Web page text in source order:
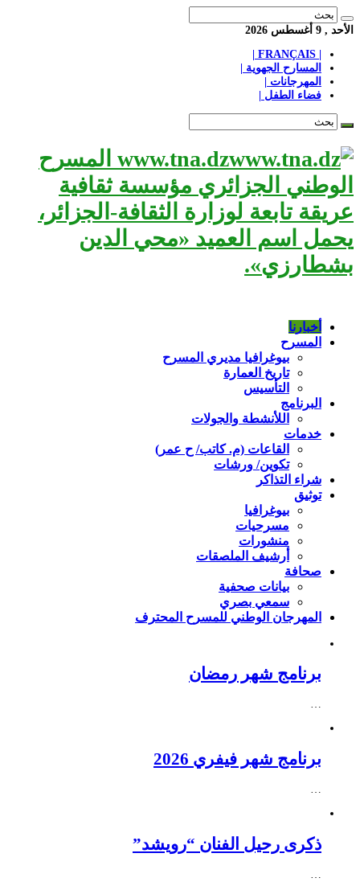
الأحد , 9 أغسطس 2026
المسارح الجهوية |
المهرجانات |
فضاء الطفل |
www.tna.dz المسرح
الوطني الجزائري مؤسسة ثقافية
عريقة تابعة لوزارة الثقافة-الجزائر،
يحمل اسم العميد «محي الدين
بشطارزي».
أخبارنا
المسرح
بيوغرافيا مديري المسرح
تاريخ العمارة
التأسيس
البرنامج
اللأنشطة والجولات
خدمات
القاعات (م. كاتب/ ح عمر)
تكوين/ ورشات
شراء التذاكر
توثيق
بيوغرافيا
مسرحيات
منشورات
أرشيف الملصقات
صحافة
بيانات صحفية
سمعي بصري
المهرجان الوطني للمسرح المحترف
برنامج شهر رمضان
…
برنامج شهر فيفري 2026
…
ذكرى رحيل الفنان “رويشد”
…